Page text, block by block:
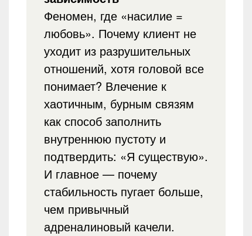
Феномен, где «насилие =
любовь». Почему клиент не
уходит из разрушительных
отношений, хотя головой все
понимает? Влечение к
хаотичным, бурным связям
как способ заполнить
внутреннюю пустоту и
подтвердить: «Я существую».
И главное — почему
стабильность пугает больше,
чем привычный
адреналиновый качели.